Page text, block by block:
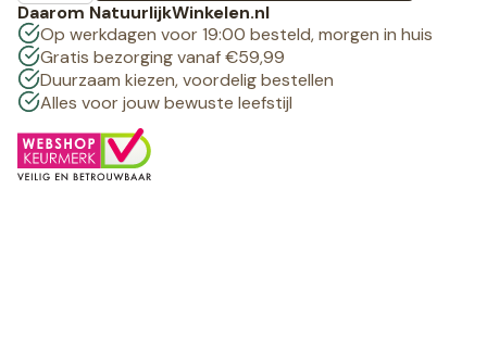
Daarom NatuurlijkWinkelen.nl
Op werkdagen voor 19:00 besteld, morgen in huis
Gratis bezorging vanaf €59,99
Duurzaam kiezen, voordelig bestellen
Alles voor jouw bewuste leefstijl